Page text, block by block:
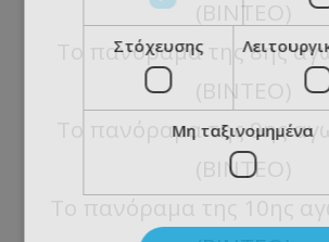
Το πανόραμα της 8ης
Το πανόραμα της 9ης
(ΒΙΝΤΕΟ)
Στόχευσης
Μη ταξινομημένα